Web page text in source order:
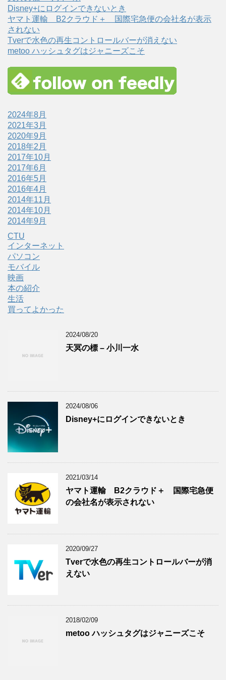
Disney+にログインできないとき
ヤマト運輸 B2クラウド＋ 国際宅急便の会社名が表示
されない
Tverで水色の再生コントロールバーが消えない
metoo ハッシュタグはジャニーズこそ
2024年8月
2021年3月
2020年9月
2018年2月
2017年10月
2017年6月
2016年5月
2016年4月
2014年11月
2014年10月
2014年9月
CTU
インターネット
パソコン
モバイル
映画
本の紹介
生活
買ってよかった
2024/08/20
天冥の標 – 小川一水
2024/08/06
Disney+にログインできないとき
2021/03/14
ヤマト運輸 B2クラウド＋ 国際宅急便
の会社名が表示されない
2020/09/27
Tverで水色の再生コントロールバーが消
えない
2018/02/09
metoo ハッシュタグはジャニーズこそ